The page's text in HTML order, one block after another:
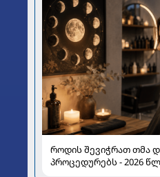
როდის შევიჭრათ თმა
პროცედურებს - 2026